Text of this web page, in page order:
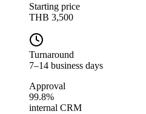
Starting price
THB 3,500
Turnaround
7–14 business days
Approval
99.8%
internal CRM